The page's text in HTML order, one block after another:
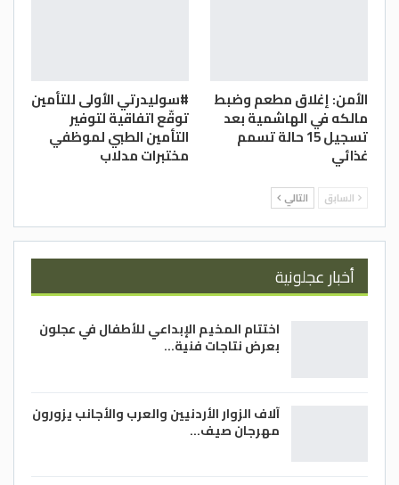
الأمن: إغلاق مطعم وضبط
مالكه في الهاشمية بعد
تسجيل 15 حالة تسمم
غذائي
#سوليدرتي الأولى للتأمين
توقّع اتفاقية لتوفير
التأمين الطبي لموظفي
مختبرات مدلاب
السابق التالي
أخبار عجلونية
اختتام المخيم الإبداعي للأطفال في عجلون
بعرض نتاجات فنية…
آلاف الزوار الأردنيين والعرب والأجانب يزورون
مهرجان صيف…